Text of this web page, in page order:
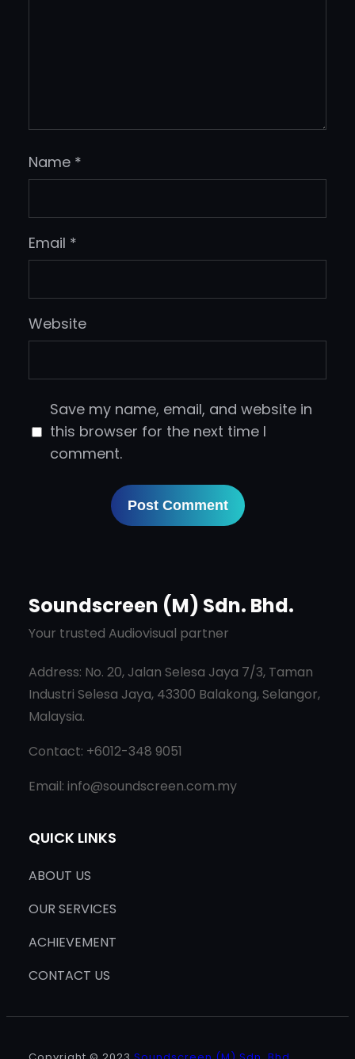
Name *
Email *
Website
Save my name, email, and website in
this browser for the next time I
comment.
Soundscreen (M) Sdn. Bhd.
Your trusted Audiovisual partner
Address: No. 20, Jalan Selesa Jaya 7/3, Taman
Industri Selesa Jaya, 43300 Balakong, Selangor,
Malaysia.
Contact: +6012-348 9051
Email: info@soundscreen.com.my
QUICK LINKS
ABOUT US
OUR SERVICES
ACHIEVEMENT
CONTACT US